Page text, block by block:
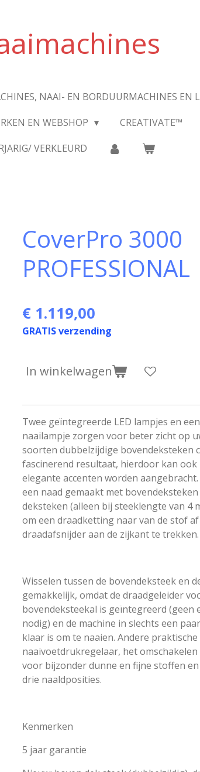
NAAI- EN BORDUURMACHINES EN
EN WEBSHOP CREATIVATE™
VERKLEURD
CoverPro 3000
PROFESSIONAL
€ 1.119,00
GRATIS verzending
In winkelwagen
Twee geïntegreerde LED lampjes en
naailampje zorgen voor beter zicht op
soorten dubbelzijdige bovendeksteken
fascinerend resultaat, hierdoor kan ook
elegante accenten worden
een naad gemaakt met
deksteken (alleen bij steeklengte van 4
om een draadketting naar van de stof
draadafsnijder aan de zijkant te trekken.
Wisselen tussen de bovendeksteek en
gemakkelijk, omdat de draadgeleider
bovendeksteekal is geïntegreerd (geen
nodig) en de machine in slechts een
klaar is om te naaien. Andere
naaivoetdrukregelaar, het
voor bijzonder dunne en fijne stoffen
drie naaldposities.
Kenmerken
5 jaar garantie